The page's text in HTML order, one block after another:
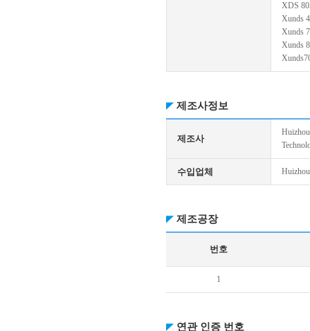
XDS
Xunds
Xunds
Xunds
제조사정보
제조사
수입업체
제조공장
번호
1
연관 인증 번호